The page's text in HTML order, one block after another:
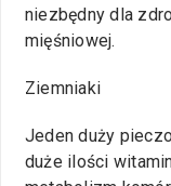
niezbędny dla
mięśniowej.
Ziemniaki
Jeden duży
duże ilości